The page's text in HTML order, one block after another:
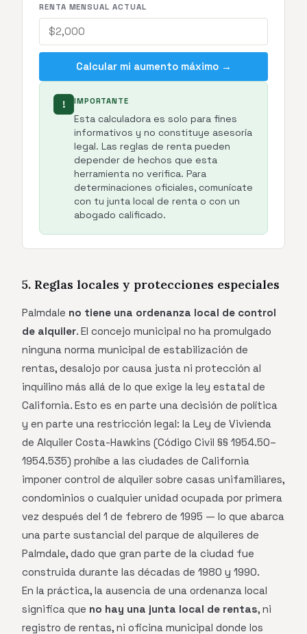
RENTA MENSUAL ACTUAL
Calcular mi aumento máximo →
! IMPORTANTE
Esta calculadora es solo para fines
informativos y no constituye asesoría
legal. Las reglas de renta pueden
depender de hechos que esta
herramienta no verifica. Para
determinaciones oficiales, comunícate
con tu junta local de renta o con un
abogado calificado.
5. Reglas locales y protecciones especiales
Palmdale no tiene una ordenanza local de control
de alquiler. El concejo municipal no ha promulgado
ninguna norma municipal de estabilización de
rentas, desalojo por causa justa ni protección al
inquilino más allá de lo que exige la ley estatal de
California. Esto es en parte una decisión de política
y en parte una restricción legal: la Ley de Vivienda
de Alquiler Costa-Hawkins (Código Civil §§ 1954.50–
1954.535) prohíbe a las ciudades de California
imponer control de alquiler sobre casas unifamiliares,
condominios o cualquier unidad ocupada por primera
vez después del 1 de febrero de 1995 — lo que abarca
una parte sustancial del parque de alquileres de
Palmdale, dado que gran parte de la ciudad fue
construida durante las décadas de 1980 y 1990.
En la práctica, la ausencia de una ordenanza local
significa que no hay una junta local de rentas, ni
registro de rentas, ni oficina municipal donde los